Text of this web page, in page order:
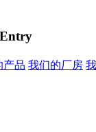
产品 我们的厂房